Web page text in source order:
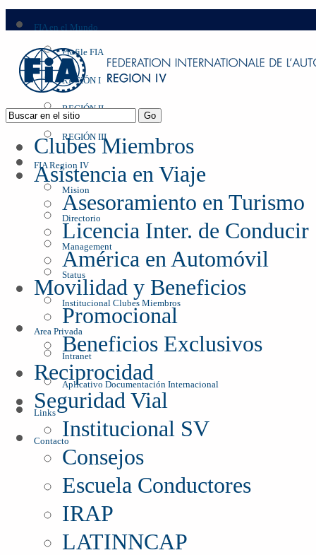
FIA en el Mundo
Profile FIA
REGIÓN I
REGIÓN II
REGIÓN III
FIA Region IV
Mision
Directorio
Management
Status
Institucional Clubes Miembros
Area Privada
Intranet
Aplicativo Documentación Internacional
Links
Contacto
Clubes Miembros
Asistencia en Viaje
Asesoramiento en Turismo
Licencia Inter. de Conducir
América en Automóvil
Movilidad y Beneficios
Promocional
Beneficios Exclusivos
Reciprocidad
Seguridad Vial
Institucional SV
Consejos
Escuela Conductores
IRAP
LATINNCAP